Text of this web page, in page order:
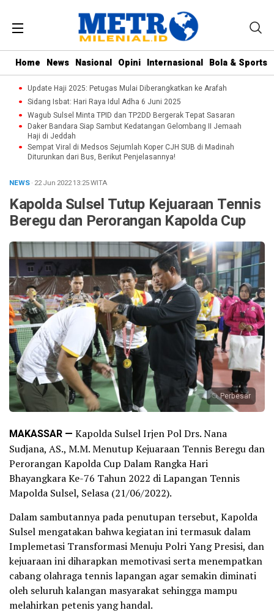
Home News Nasional Opini Internasional Bola & Sports
Update Haji 2025: Petugas Mulai Diberangkatkan ke Arafah
Sidang Isbat: Hari Raya Idul Adha 6 Juni 2025
Wagub Sulsel Minta TPID dan TP2DD Bergerak Tepat Sasaran
Daker Bandara Siap Sambut Kedatangan Gelombang II Jemaah
Haji di Jeddah
Sempat Viral di Medsos Sejumlah Koper CJH SUB di Madinah
Diturunkan dari Bus, Berikut Penjelasannya!
NEWS· 22 Jun 202213:25WITA
Kapolda Sulsel Tutup Kejuaraan Tennis
Beregu dan Perorangan Kapolda Cup
Perbesar
MAKASSAR — Kapolda Sulsel Irjen Pol Drs. Nana
Sudjana, AS., M.M. Menutup Kejuaraan Tennis Beregu dan
Perorangan Kapolda Cup Dalam Rangka Hari
Bhayangkara Ke-76 Tahun 2022 di Lapangan Tennis
Mapolda Sulsel, Selasa (21/06/2022).
Dalam sambutannya pada penutupan tersebut, Kapolda
Sulsel mengatakan bahwa kegiatan ini termasuk dalam
Implemetasi Transformasi Menuju Polri Yang Presisi, dan
kejuaraan ini diharapkan memotivasi serta menempatkan
cabang olahraga tennis lapangan agar semakin diminati
oleh seluruh kalangan masyarakat sehingga mampu
melahirkan petenis yang handal.